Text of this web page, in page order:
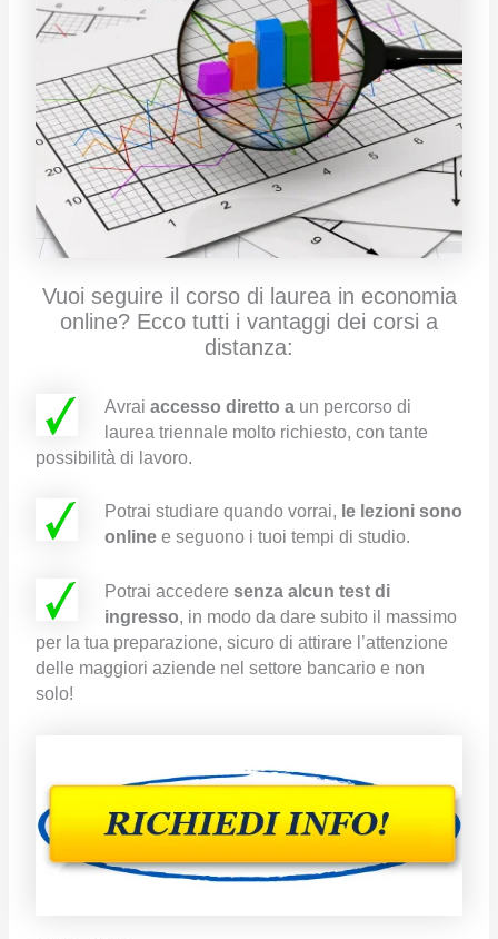
Vuoi seguire il corso di laurea in economia
online? Ecco tutti i vantaggi dei corsi a
distanza:
Avrai accesso diretto aun percorso di
laurea triennale molto richiesto, con tante
possibilità di lavoro.
Potrai studiare quando vorrai, le lezioni sono
onlinee seguono i tuoi tempi di studio.
Potrai accedere senza alcun test di
ingresso, in modo da dare subito il massimo
per la tua preparazione, sicuro di attirare l’attenzione
delle maggiori aziende nel settore bancario e non
solo!